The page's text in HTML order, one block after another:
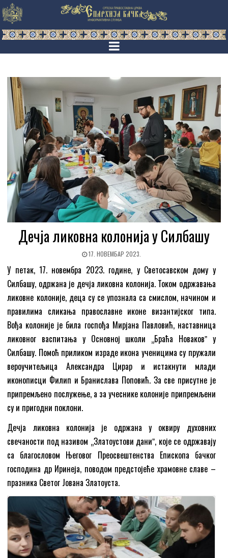
Дечја ликовна колонија у Силбашу
17. НОВЕМБАР 2023.
У петак, 17. новембра 2023. године, у Светосавском дому у
Силбашу, одржана је дечја ликовна колонија. Током одржавања
ликовне колоније, деца су се упознала са смислом, начином и
правилима сликања православне иконе византијског типа.
Вођа колоније је била госпођа Мирјана Павловић, наставница
ликовног васпитања у Основној школи „Браћа Новаковˮ у
Силбашу. Помоћ приликом израде икона ученицима су пружали
вероучитељица Александра Цирар и истакнути млади
иконописци Филип и Бранислава Поповић. За све присутне је
припремљено послужење, а за учеснике колоније припремљени
су и пригодни поклони.
Дечја ликовна колонија је одржана у оквиру духовних
свечаности под називом „Златоустови даниˮ, које се одржавају
са благословом Његовог Преосвештенства Епископа бачког
господина др Иринеја, поводом предстојеће храмовне славе –
празника Светог Јована Златоуста.